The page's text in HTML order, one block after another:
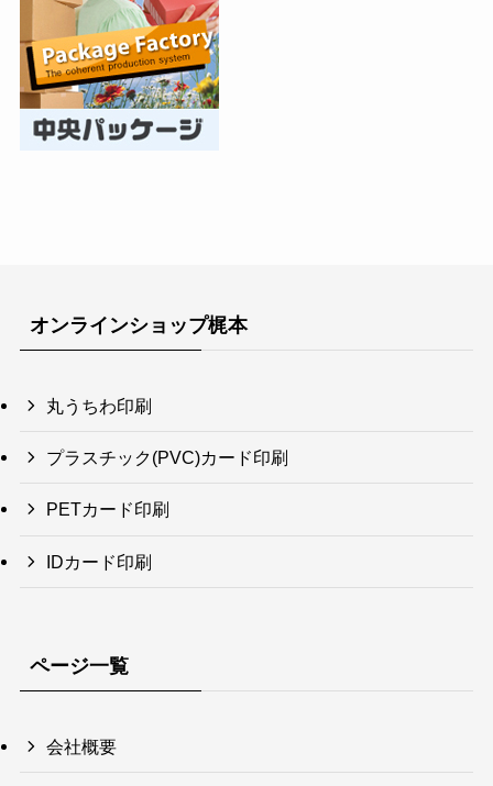
オンラインショップ梶本
丸うちわ印刷
プラスチック(PVC)カード印刷
PETカード印刷
IDカード印刷
ページ一覧
会社概要